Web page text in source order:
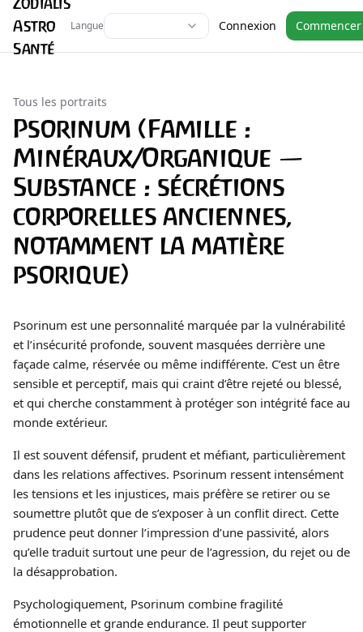
Astro
Santé
Langue Connexion Commencer
Tous les portraits
Psorinum (Famille :
Minéraux/Organique —
Substance : sécrétions
corporelles anciennes,
notamment la matière
psorique)
Psorinum est une personnalité marquée par la vulnérabilité
et l’insécurité profonde, souvent masquées derrière une
façade calme, réservée ou même indifférente. C’est un être
sensible et perceptif, mais qui craint d’être rejeté ou blessé,
et qui cherche constamment à protéger son intégrité face au
monde extérieur.
Il est souvent défensif, prudent et méfiant, particulièrement
dans les relations affectives. Psorinum ressent intensément
les tensions et les injustices, mais préfère se retirer ou se
soumettre plutôt que de s’exposer à un conflit direct. Cette
prudence peut donner l’impression d’une passivité, alors
qu’elle traduit surtout une peur de l’agression, du rejet ou de
la désapprobation.
Psychologiquement, Psorinum combine fragilité
émotionnelle et grande endurance. Il peut supporter